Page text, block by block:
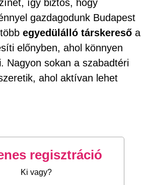
így biztos, hogy
gazdagodunk Budapest
egyedülálló társkereső a
előnyben, ahol könnyen
Nagyon sokan a szabadtéri
ahol aktívan lehet
regisztráció
Ki vagy?